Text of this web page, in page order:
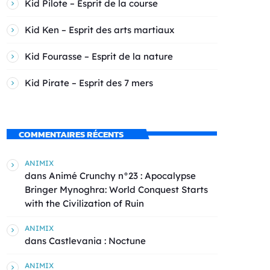
Kid Pilote – Esprit de la course
Kid Ken – Esprit des arts martiaux
Kid Fourasse – Esprit de la nature
Kid Pirate – Esprit des 7 mers
COMMENTAIRES RÉCENTS
ANIMIX
dans Animé Crunchy n°23 : Apocalypse
Bringer Mynoghra: World Conquest Starts
with the Civilization of Ruin
ANIMIX
dans Castlevania : Noctune
ANIMIX